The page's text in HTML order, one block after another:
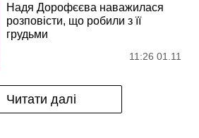
Надя Дорофєєва наважилася
розповісти, що робили з її
грудьми
11:26 01.11
Читати далі